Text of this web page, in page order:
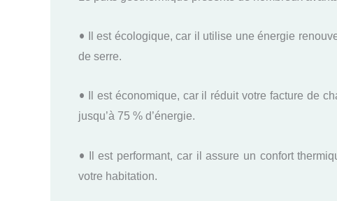
•
Il est écologique, car il utilise une énergie
de serre.
•
Il est économique, car il réduit votre facture de
jusqu’à 75 % d’énergie.
•
Il est performant, car il assure un confort
votre habitation.